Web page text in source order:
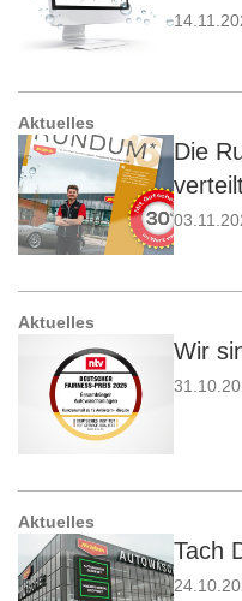
Aktuelles
Die
Aktuelles
Wir
Aktuelles
Tach